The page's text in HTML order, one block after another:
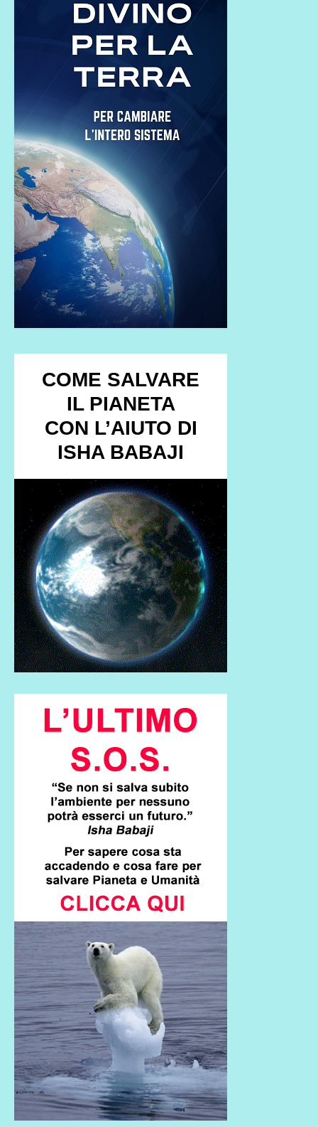
COME SALVARE
IL PIANETA
CON L’AIUTO DI
ISHA BABAJI